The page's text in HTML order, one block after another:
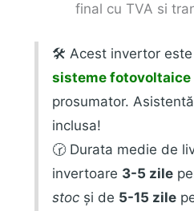
final cu TVA si
🛠️ Acest invertor
sisteme fotovoltaice
prosumator.
inclusa!
🕝 Durata medie de
invertoare 3-5 zile
stoc și de 5-15 zile